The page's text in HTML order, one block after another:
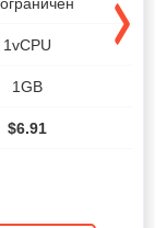
1vCPU
1GB
$6.91